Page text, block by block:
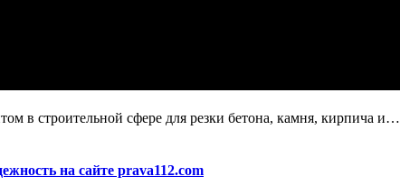
в строительной сфере для резки бетона, камня, кирпича и…
на сайте prava112.com